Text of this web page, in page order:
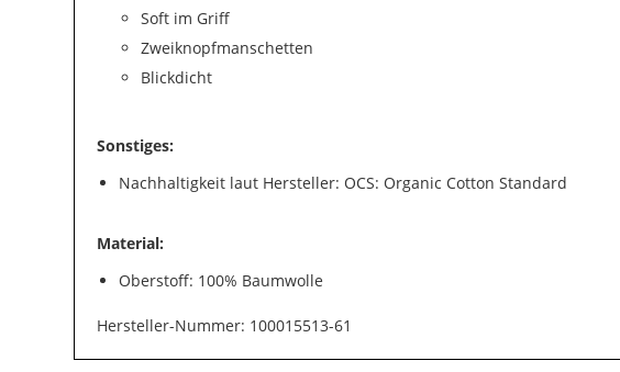
Soft im Griff
Zweiknopfmanschetten
Blickdicht
Sonstiges:
Nachhaltigkeit laut Hersteller: OCS: Organic Cotton Standard
Material:
Oberstoff: 100% Baumwolle
Hersteller-Nummer: 100015513-61